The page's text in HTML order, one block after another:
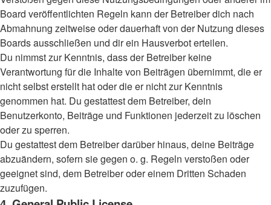
Board veröffentlichten Regeln kann der Betreiber dich nach
Abmahnung zeitweise oder dauerhaft von der Nutzung dieses
Boards ausschließen und dir ein Hausverbot erteilen.
Du nimmst zur Kenntnis, dass der Betreiber keine
Verantwortung für die Inhalte von Beiträgen übernimmt, die er
nicht selbst erstellt hat oder die er nicht zur Kenntnis
genommen hat. Du gestattest dem Betreiber, dein
Benutzerkonto, Beiträge und Funktionen jederzeit zu löschen
oder zu sperren.
Du gestattest dem Betreiber darüber hinaus, deine Beiträge
abzuändern, sofern sie gegen o. g. Regeln verstoßen oder
geeignet sind, dem Betreiber oder einem Dritten Schaden
zuzufügen.